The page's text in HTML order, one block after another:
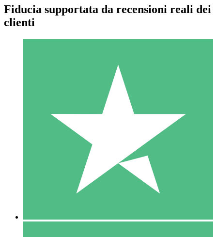
Pacchetti di Crediti Individuali
Paga a consumo con crediti di download. Nessun impegno
1 Download
10
US$1500
Fiducia supportata da recensioni reali dei
clienti